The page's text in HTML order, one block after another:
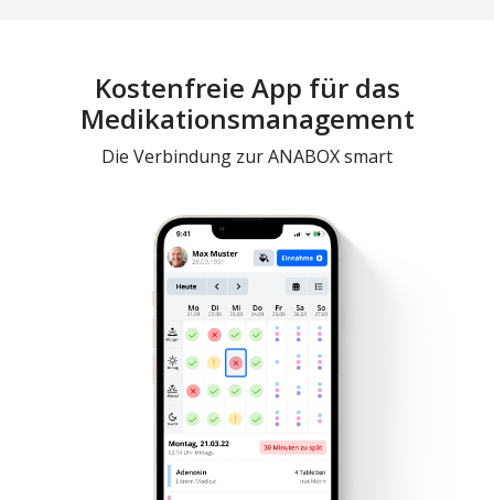
Kostenfreie App für das
Medikationsmanagement
Die Verbindung zur ANABOX smart